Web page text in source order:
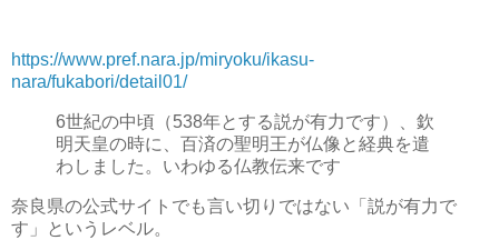
https://www.pref.nara.jp/miryoku/ikasu-
nara/fukabori/detail01/
6世紀の中頃（538年とする説が有力です）、欽
明天皇の時に、百済の聖明王が仏像と経典を遣
わしました。いわゆる仏教伝来です
奈良県の公式サイトでも言い切りではない「説が有力で
す」というレベル。